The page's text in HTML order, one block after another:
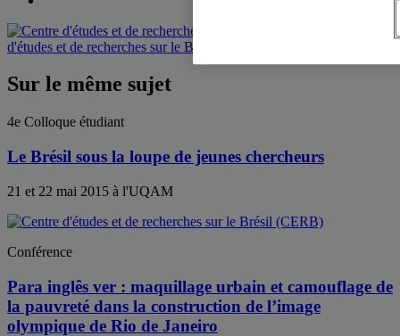
d'études et de recherches sur le Brésil (CERB)
Sur le même sujet
4e Colloque étudiant
Le Brésil sous la loupe de jeunes chercheurs
21 et 22 mai 2015 à l'UQAM
Conférence
Para inglês ver : maquillage urbain et camouflage de
la pauvreté dans la construction de l’image
olympique de Rio de Janeiro